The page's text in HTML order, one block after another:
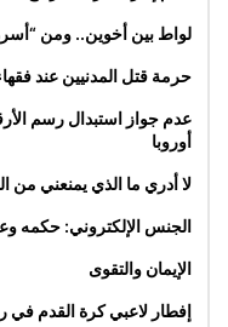
لواط بين أخوين.. ومن
حرمة قتل المدنيين عند
عدم جواز استبدال رسم
أوروبا
لا أدري ما الذي يمنعني من
الجنس الإلكتروني: حكمه
الإيمان والتقوى
إفطار لاعبي كرة القدم في